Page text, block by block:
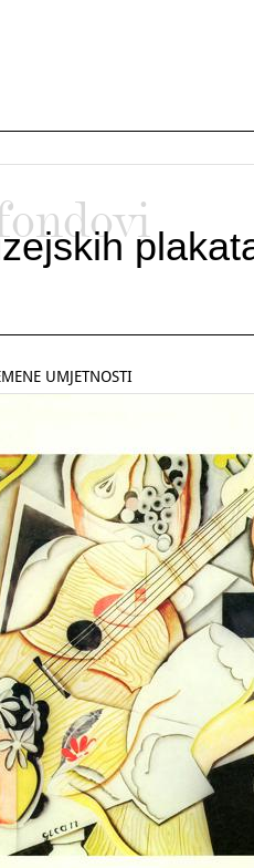
UMJETNOSTI